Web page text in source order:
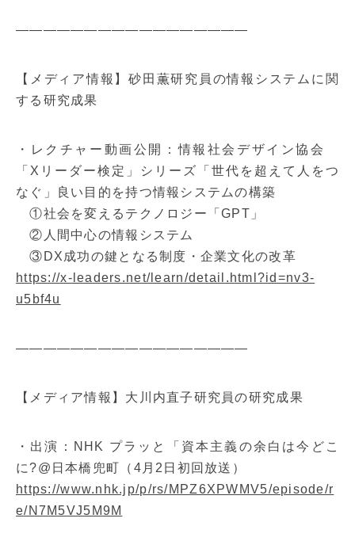
—————————————————
【メディア情報】砂田薫研究員の情報システムに関
する研究成果
・レクチャー動画公開：情報社会デザイン協会
「Xリーダー検定」シリーズ「世代を超えて人をつ
なぐ」良い目的を持つ情報システムの構築
①社会を変えるテクノロジー「GPT」
②人間中心の情報システム
③DX成功の鍵となる制度・企業文化の改革
https://x-leaders.net/learn/detail.html?id=nv3-
u5bf4u
—————————————————
【メディア情報】大川内直子研究員の研究成果
・出演：NHK プラッと「資本主義の余白は今どこ
に?@日本橋兜町（4月2日初回放送）
https://www.nhk.jp/p/rs/MPZ6XPWMV5/episode/r
e/N7M5VJ5M9M